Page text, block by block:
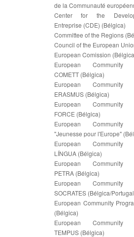
de la Communauté
Center for the
Entreprise (CDE) (Bélgica)
Committee of the Regions
Council of the European
European Comission
European Community
COMETT (Bélgica)
European Community
ERASMUS (Bélgica)
European Community
FORCE (Bélgica)
European Community
"Jeunesse pour l'Europe"
European Community
LÍNGUA (Bélgica)
European Community
PETRA (Bélgica)
European Community
SOCRATES (Bélgica/
European Community
(Bélgica)
European Community
TEMPUS (Bélgica)